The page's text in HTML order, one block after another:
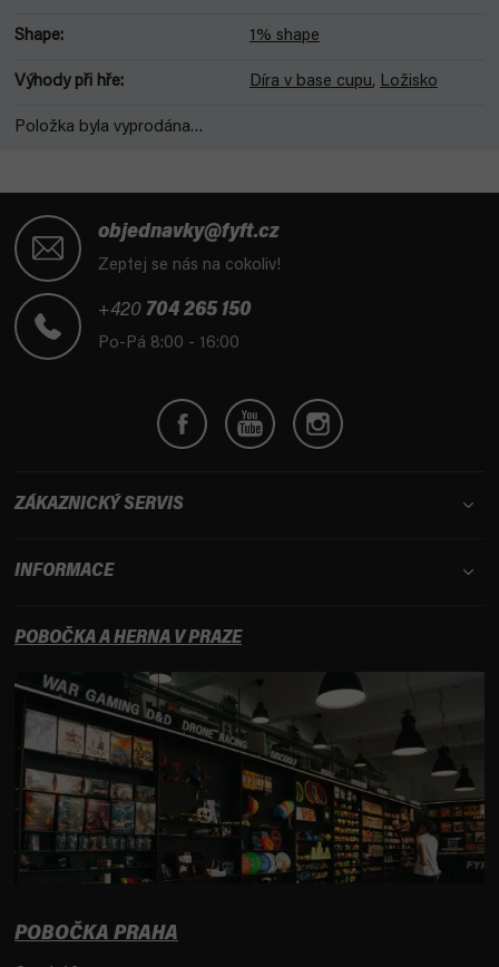
Shape: 1% shape
Výhody při hře: Díra v base cupu, Ložisko
Položka byla vyprodána…
objednavky@fyft.cz
Zeptej se nás na cokoliv!
+420 704 265 150
Po-Pá 8:00 - 16:00
ZÁKAZNICKÝ SERVIS
INFORMACE
POBOČKA A HERNA V PRAZE
POBOČKA PRAHA